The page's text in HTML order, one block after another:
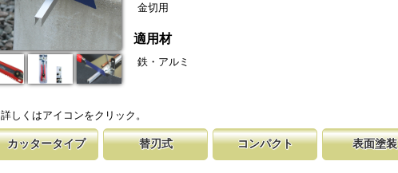
金切用
適用材
鉄・アルミ
詳しくはアイコンをクリック。
カッタータイプ 替刃式 コンパクト 表面塗装